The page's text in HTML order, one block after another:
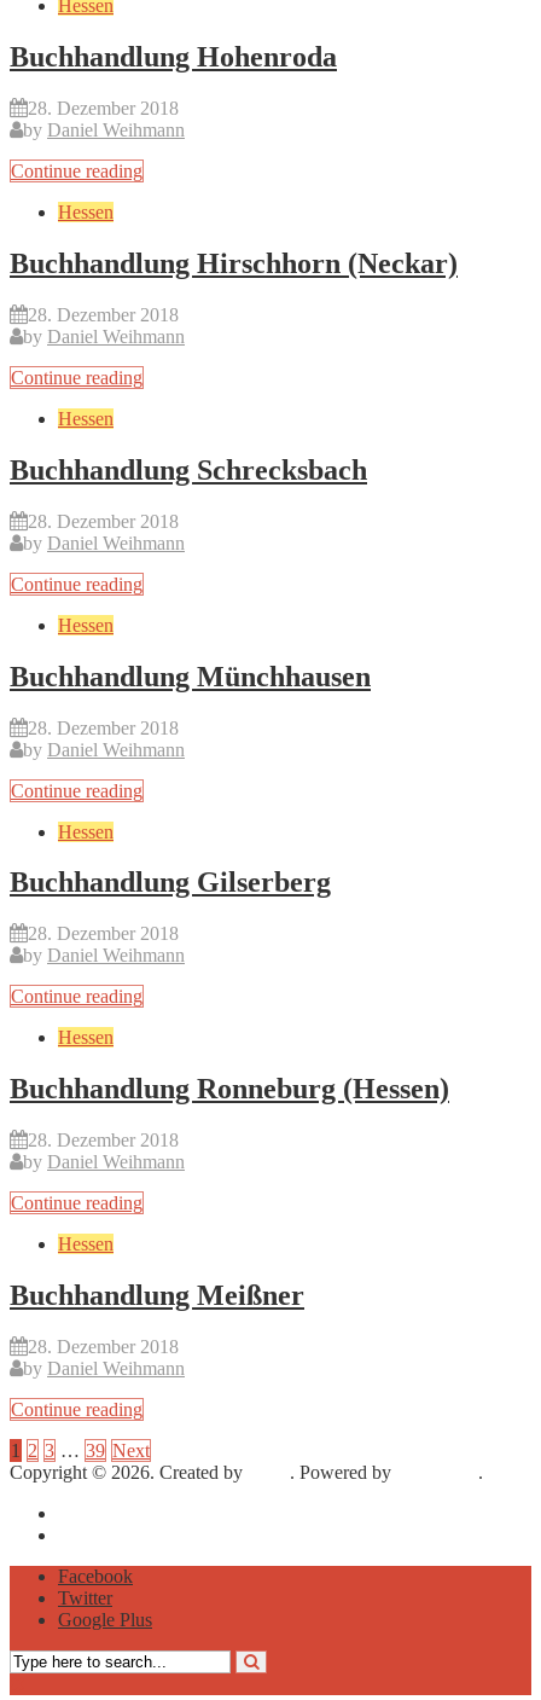
Hessen
Buchhandlung Hohenroda
28. Dezember 2018
by Daniel Weihmann
Continue reading
Hessen
Buchhandlung Hirschhorn (Neckar)
28. Dezember 2018
by Daniel Weihmann
Continue reading
Hessen
Buchhandlung Schrecksbach
28. Dezember 2018
by Daniel Weihmann
Continue reading
Hessen
Buchhandlung Münchhausen
28. Dezember 2018
by Daniel Weihmann
Continue reading
Hessen
Buchhandlung Gilserberg
28. Dezember 2018
by Daniel Weihmann
Continue reading
Hessen
Buchhandlung Ronneburg (Hessen)
28. Dezember 2018
by Daniel Weihmann
Continue reading
Hessen
Buchhandlung Meißner
28. Dezember 2018
by Daniel Weihmann
Continue reading
1 2 3 … 39 Next
Copyright © 2026. Created by
. Powered by
.
Facebook
Twitter
Google Plus